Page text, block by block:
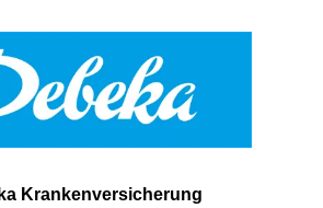
Krankenversicherung